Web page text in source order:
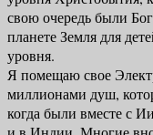
свою очередь были
планете Земля для
уровня.
Я помещаю свое
миллионами душ,
когда были вместе с